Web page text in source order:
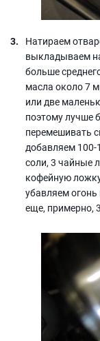
Натираем
выкладываем
больше
масла около 7
или две
поэтому лучше
перемешивать
добавляем
соли, 3 чайные
кофейную
убавляем
еще, примерно,